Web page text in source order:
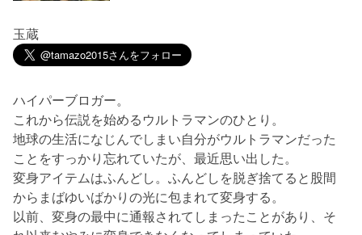
玉蔵
ハイパーブロガー。
これから伝説を始めるウルトラマンのひとり。
地球の生活になじんでしまい自分がウルトラマンだった
ことをすっかり忘れていたが、最近思い出した。
変身アイテムはふんどし。ふんどしを脱ぎ捨てると股間
からまばゆいばかりの光に包まれて変身する。
以前、変身の最中に通報されてしまったことがあり、そ